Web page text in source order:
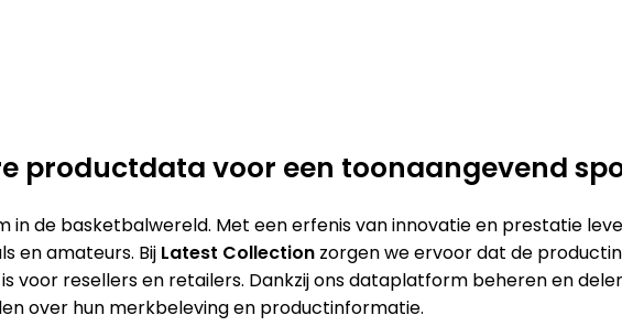
productdata voor een toonaangevend
in de basketbalwereld. Met een erfenis van innovatie en prestatie
en amateurs. Bij Latest Collectionzorgen we ervoor dat de
voor resellers en retailers. Dankzij ons dataplatform beheren en
over hun merkbeleving en productinformatie.